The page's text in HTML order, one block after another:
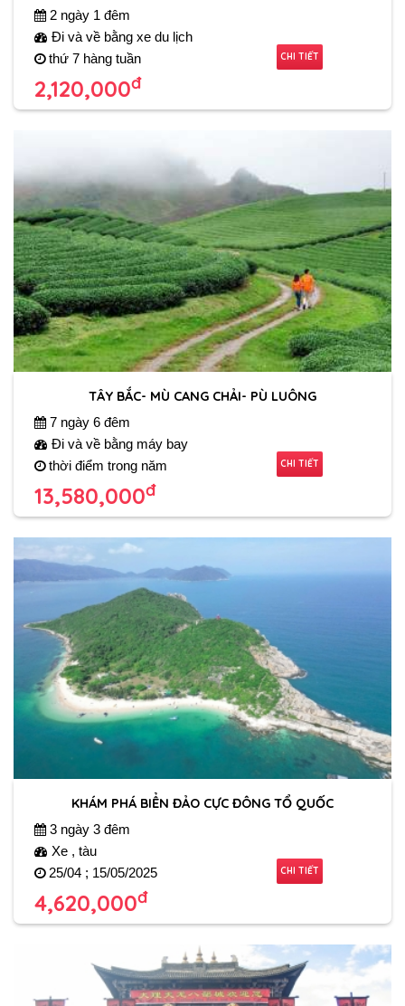
2 ngày 1 đêm
Đi và về bằng xe du lịch
thứ 7 hàng tuần
2,120,000đ
CHI TIẾT
TÂY BẮC- MÙ CANG CHẢI- PÙ LUÔNG
7 ngày 6 đêm
Đi và về bằng máy bay
thời điểm trong năm
13,580,000đ
CHI TIẾT
KHÁM PHÁ BIỂN ĐẢO CỰC ĐÔNG TỔ QUỐC
3 ngày 3 đêm
Xe , tàu
25/04 ; 15/05/2025
4,620,000đ
CHI TIẾT